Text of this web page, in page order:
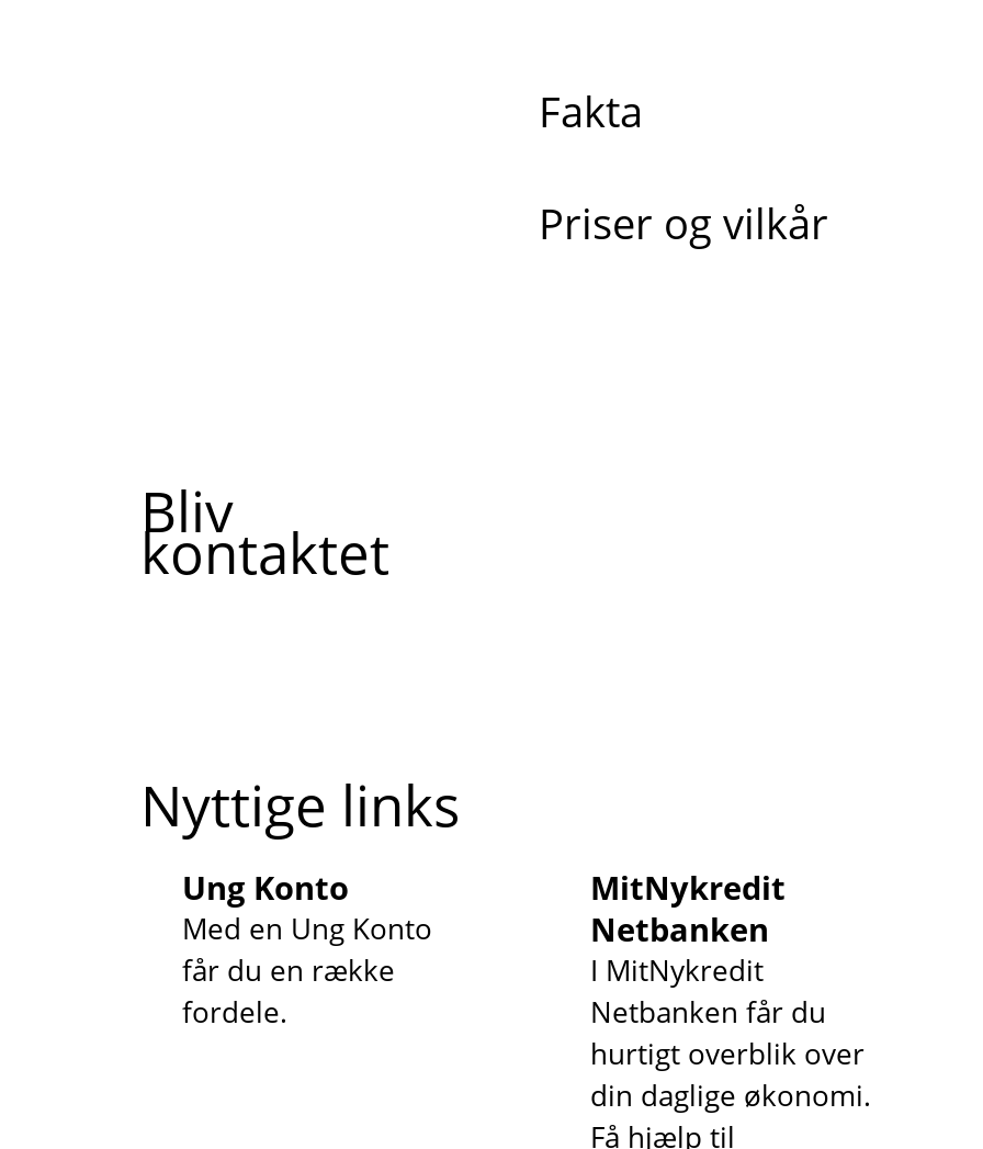
Fakta
Priser og vilkår
Bliv
kontaktet
Nyttige links
Ung Konto
Med en Ung Konto
får du en række
fordele.
MitNykredit
Netbanken
I MitNykredit
Netbanken får du
hurtigt overblik over
din daglige økonomi.
Få hjælp til